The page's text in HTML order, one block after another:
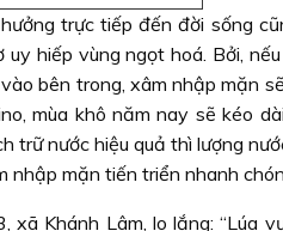
trực tiếp đến đời sống
hiếp vùng ngọt hoá. Bởi,
bên trong, xâm nhập mặn
mùa khô năm nay sẽ kéo
trữ nước hiệu quả thì lượng
nhập mặn tiến triển nhanh
xã Khánh Lâm, lo lắng: